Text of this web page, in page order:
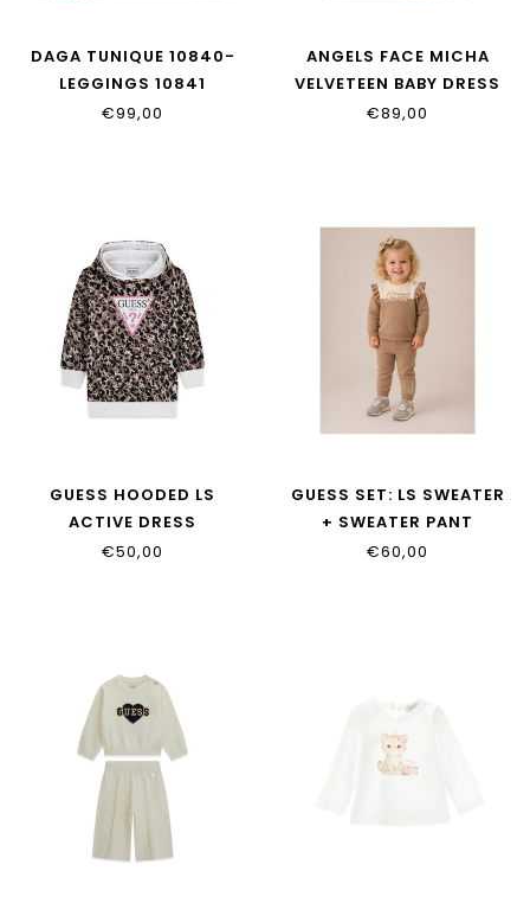
DAGA TUNIQUE 10840-
LEGGINGS 10841
€99,00
ANGELS FACE MICHA
VELVETEEN BABY DRESS
PORT
€89,00
GUESS HOODED LS
ACTIVE DRESS
K6YK06_K3843_PMMX
€50,00
GUESS SET: LS SWEATER
+ SWEATER PANT
A6YG11_Z0828_G1Z2
€60,00